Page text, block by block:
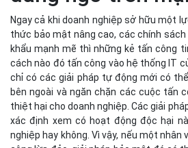
mối đe dọa, cách ly nó và xóa nó khỏi
Vậy là doanh nghiệp đã có thêm một
cần thêm bất kỳ nỗ lực nào.
>> Có thể bạn quan tâm:Tác hại của
theo tên miền doanh nghiệp
Kể từ ngày 05/11/2018, VCCloud chính
thành Bizfly Cloud - là nhà cung cấp các